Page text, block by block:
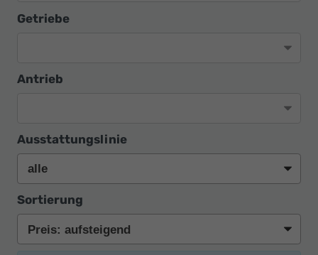
Preisen
Getriebe
Antrieb
Ausstattungslinie
Sortierung